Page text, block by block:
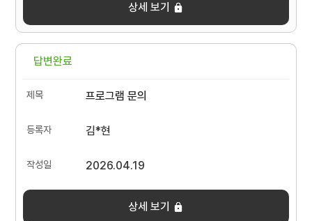
상세 보기
답변완료
프로그램 문의
김*현
2026.04.19
상세 보기